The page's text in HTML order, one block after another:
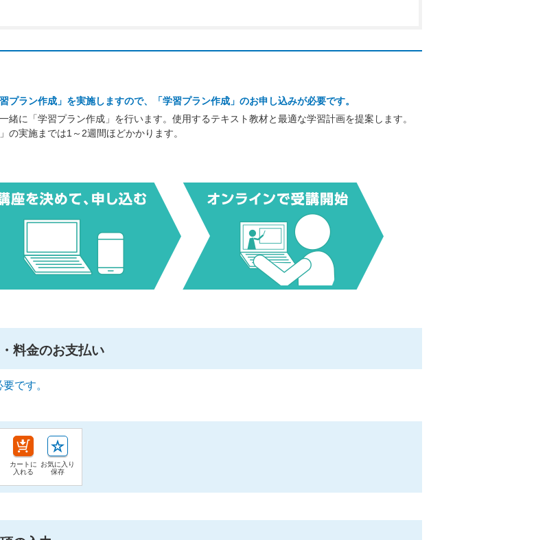
ラン作成」を実施しますので、「学習プラン作成」のお申し込みが必要です。
に「学習プラン作成」を行います。使用するテキスト教材と最適な学習計画を提案します。
の実施までは1～2週間ほどかかります。
料金のお支払い
です。
カートに
入れる
お気に入り
保存